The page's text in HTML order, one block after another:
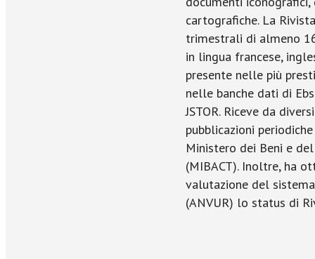
cartografiche. La
trimestrali di almeno
in lingua francese,
presente nelle più
nelle banche dati di
JSTOR. Riceve da
pubblicazioni
Ministero dei Beni e
(MIBACT). Inoltre, ha
valutazione del
(ANVUR) lo status di